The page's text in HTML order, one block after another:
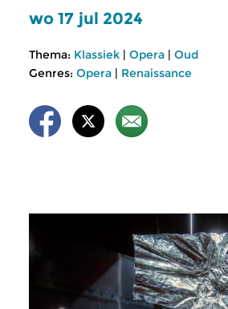
wo 17 jul 2024
Thema: Klassiek | Opera | Oud
Genres: Opera | Renaissance